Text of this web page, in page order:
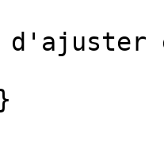
d'ajuster